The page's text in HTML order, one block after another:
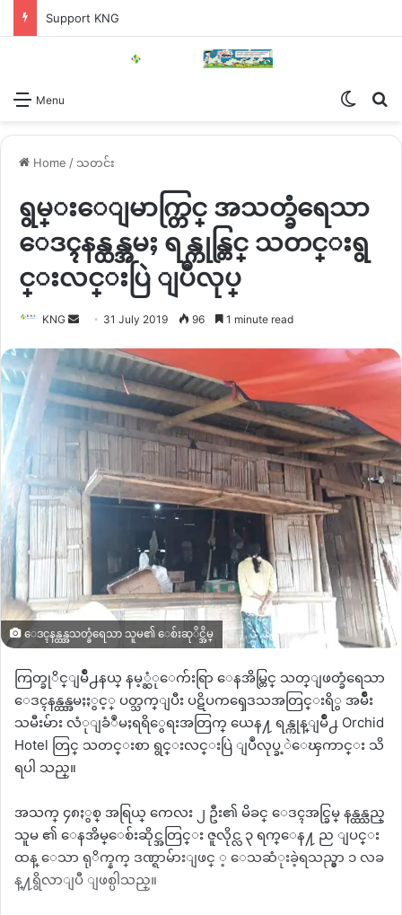
Support KNG
Menu
Home / သတင်း
ရွမ္းေျမာက္တြင္ အသတ္ခံရေသာ
ေဒၚနန္ထန္အမႈ ရန္ကုန္တြင္ သတင္းရွ
င္းလင္းပြဲ ျပဳလုပ္
KNG
Send
email
31 July 2019 96 1 minute read
ေဒၚနန္ထန္အသတ္ခံရေသာ သူမ၏ ေစ်းဆုိင္အိမ္
ကြတ္ခုိင္ျမိဳ႕နယ္ နမ့္ဆံုေက်းရြာ ေနအိမ္တြင္ သတ္ျဖတ္ခံရေသာ
ေဒၚနန္ထန္အမႈႏွင့္ ပတ္သက္ျပီး ပဋိပကၡေဒသအတြင္းရိွ အမ်ိဳး
သမီးမ်ား လံုျခံဳမႈရရိွေရးအတြက္ ယေန႔ ရန္ကုန္ျမိဳ႕ Orchid
Hotel တြင္ သတင္းစာ ရွင္းလင္းပြဲ ျပဳလုပ္ခ့ဲေၾကာင္း သိ
ရပါ သည္။
အသက္ ၄၈ႏွစ္ အရြယ္ ကေလး ၂ ဦး၏ မိခင္ ေဒၚအင္ခြမ္ နန္ထန္သည္
သူမ ၏ ေနအိမ္ေစ်းဆိုင္အတြင္း ဇူလိုင္လ ၃ ရက္ေန႔ ည ျပင္း
ထန္ ေသာ ရုိက္နက္ ဒဏ္ရာမ်ားျဖင္ ့ ေသဆံုးခဲ့ရသည္မွာ ၁ လခ
န္႔ရွိလာျပီ ျဖစ္ပါသည္။